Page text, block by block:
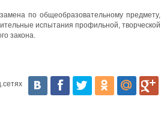
по общеобразовательному предмету,
испытания профильной, творческой
закона.